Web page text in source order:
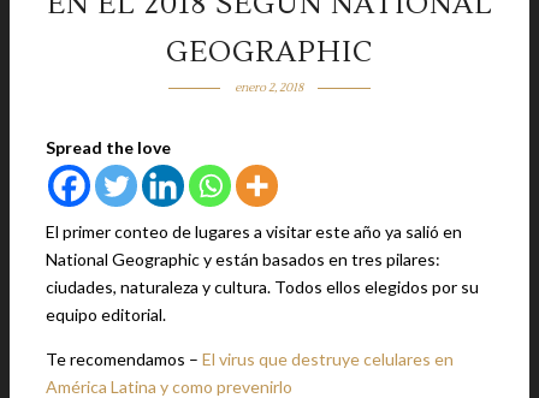
GEOGRAPHIC
enero 2, 2018
Spread the love
El primer conteo de lugares a visitar este año ya salió en
National Geographic y están basados en tres pilares:
ciudades, naturaleza y cultura. Todos ellos elegidos por su
equipo editorial.
Te recomendamos – El virus que destruye celulares en
América Latina y como prevenirlo